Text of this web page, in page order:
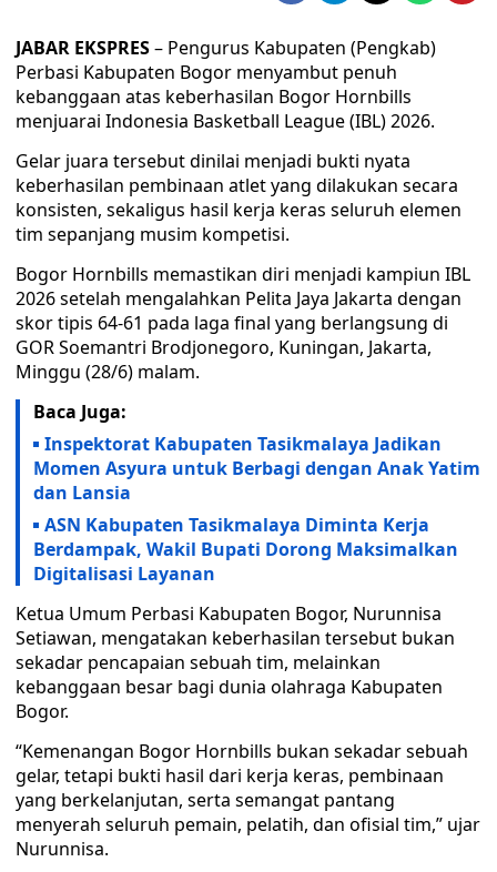
JABAR EKSPRES– Pengurus Kabupaten (Pengkab)
Perbasi Kabupaten Bogor menyambut penuh
kebanggaan atas keberhasilan Bogor Hornbills
menjuarai Indonesia Basketball League (IBL) 2026.
Gelar juara tersebut dinilai menjadi bukti nyata
keberhasilan pembinaan atlet yang dilakukan secara
konsisten, sekaligus hasil kerja keras seluruh elemen
tim sepanjang musim kompetisi.
Bogor Hornbills memastikan diri menjadi kampiun IBL
2026 setelah mengalahkan Pelita Jaya Jakarta dengan
skor tipis 64-61 pada laga final yang berlangsung di
GOR Soemantri Brodjonegoro, Kuningan, Jakarta,
Minggu (28/6) malam.
Baca Juga:
Inspektorat Kabupaten Tasikmalaya Jadikan
Momen Asyura untuk Berbagi dengan Anak Yatim
dan Lansia
ASN Kabupaten Tasikmalaya Diminta Kerja
Berdampak, Wakil Bupati Dorong Maksimalkan
Digitalisasi Layanan
Ketua Umum Perbasi Kabupaten Bogor, Nurunnisa
Setiawan, mengatakan keberhasilan tersebut bukan
sekadar pencapaian sebuah tim, melainkan
kebanggaan besar bagi dunia olahraga Kabupaten
Bogor.
“Kemenangan Bogor Hornbills bukan sekadar sebuah
gelar, tetapi bukti hasil dari kerja keras, pembinaan
yang berkelanjutan, serta semangat pantang
menyerah seluruh pemain, pelatih, dan ofisial tim,” ujar
Nurunnisa.